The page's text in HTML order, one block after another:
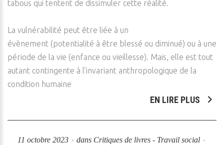
tabous qui tentent de dissimuler cette réalité.
La vulnérabilité peut être liée à un
évènement (potentialité à être blessé ou diminué) ou à une
période de la vie (enfance ou vieillesse). Mais, elle est tout
autant contingente à l’invariant anthropologique de la
condition humaine
EN LIRE PLUS
11 octobre 2023 dans Critiques de livres - Travail social